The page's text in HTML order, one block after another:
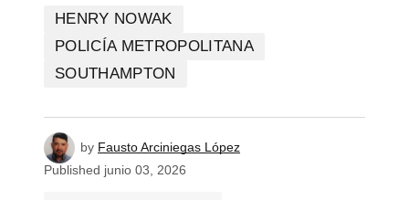
HENRY NOWAK
POLICÍA METROPOLITANA
SOUTHAMPTON
by Fausto Arciniegas López
Published junio 03, 2026